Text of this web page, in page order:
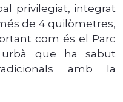
privilegiat, integrat
de 4 quilòmetres,
com és el Parc
que ha sabut
amb la